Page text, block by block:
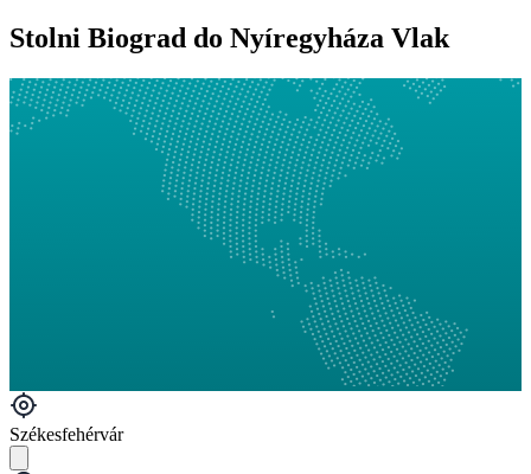
Stolni Biograd do Nyíregyháza Vlak
Székesfehérvár